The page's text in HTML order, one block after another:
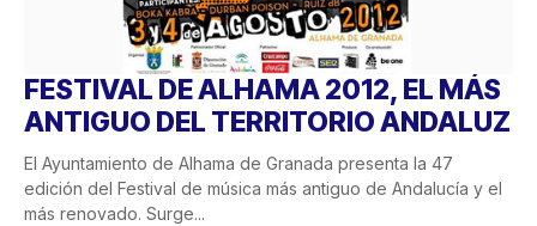
FESTIVAL DE ALHAMA 2012, EL MÁS
ANTIGUO DEL TERRITORIO ANDALUZ
El Ayuntamiento de Alhama de Granada presenta la 47
edición del Festival de música más antiguo de Andalucía y el
más renovado. Surge...